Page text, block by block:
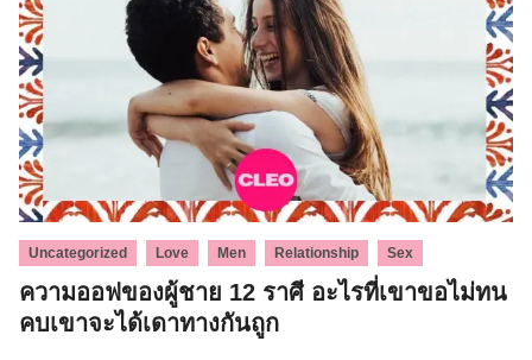
Uncategorized Love Men Relationship Sex
ความออฟของผู้ชาย 12 ราศี อะไรที่เขาขอไม่ทน
คบเขาจะได้เดาทางกันถูก